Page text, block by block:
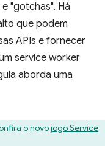
"gotchas". Há
que podem
APIs e fornecer
service worker
aborda uma
o novojogo Service